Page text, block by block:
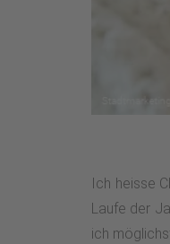
Ich heisse
Laufe der
ich